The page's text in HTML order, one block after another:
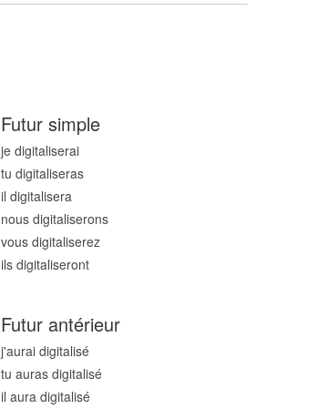
Futur simple
je digitaliserai
tu digitaliseras
il digitalisera
nous digitaliserons
vous digitaliserez
ils digitaliseront
Futur antérieur
j'aurai digitalisé
tu auras digitalisé
il aura digitalisé